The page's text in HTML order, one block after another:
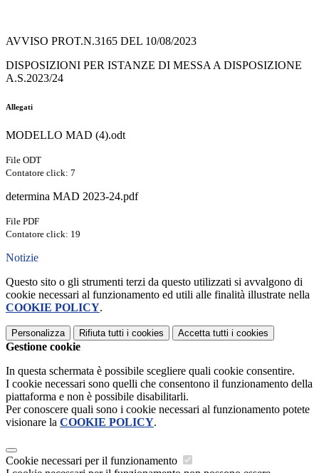
AVVISO PROT.N.3165 DEL 10/08/2023
DISPOSIZIONI PER ISTANZE DI MESSA A DISPOSIZIONE
A.S.2023/24
Allegati
MODELLO MAD (4).odt
File ODT
Contatore click: 7
determina MAD 2023-24.pdf
File PDF
Contatore click: 19
Notizie
Questo sito o gli strumenti terzi da questo utilizzati si avvalgono di
cookie necessari al funzionamento ed utili alle finalità illustrate nella
COOKIE POLICY.
Personalizza Rifiuta tutti i cookies Accetta tutti i cookies
Gestione cookie
In questa schermata è possibile scegliere quali cookie consentire.
I cookie necessari sono quelli che consentono il funzionamento della
piattaforma e non è possibile disabilitarli.
Per conoscere quali sono i cookie necessari al funzionamento potete
visionare la COOKIE POLICY.
Cookie necessari per il funzionamento